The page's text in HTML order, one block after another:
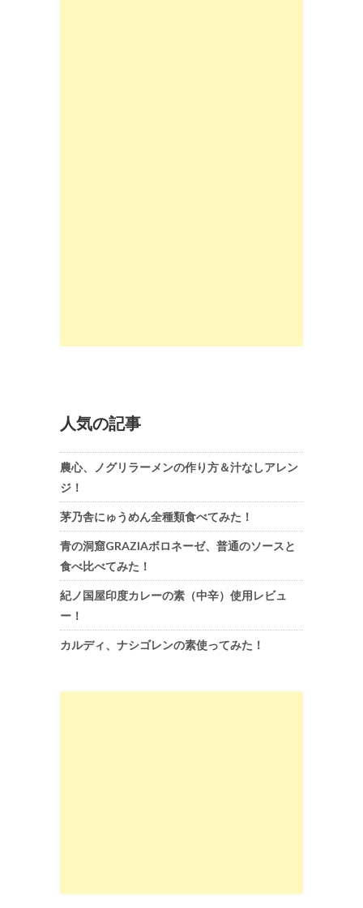
人気の記事
農心、ノグリラーメンの作り方＆汁なしアレン
ジ！
茅乃舎にゅうめん全種類食べてみた！
青の洞窟GRAZIAボロネーゼ、普通のソースと
食べ比べてみた！
紀ノ国屋印度カレーの素（中辛）使用レビュ
ー！
カルディ、ナシゴレンの素使ってみた！